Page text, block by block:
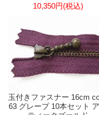
10,350円(税込)
玉付きファスナー 16cm
63 グレープ 10本セット